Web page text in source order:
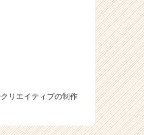
リエイティブの制作